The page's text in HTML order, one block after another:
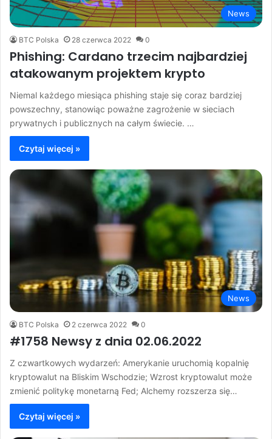
News
BTC Polska 28 czerwca 2022 0
Phishing: Cardano trzecim najbardziej
atakowanym projektem krypto
Niemal każdego miesiąca phishing staje się coraz bardziej
powszechny, stanowiąc poważne zagrożenie w sieciach
prywatnych i publicznych na całym świecie. …
Czytaj więcej »
News
BTC Polska 2 czerwca 2022 0
#1758 Newsy z dnia 02.06.2022
Z czwartkowych wydarzeń: Amerykanie uruchomią kopalnię
kryptowalut na Bliskim Wschodzie; Wzrost kryptowalut może
zmienić politykę monetarną Fed; Alchemy rozszerza się…
Czytaj więcej »